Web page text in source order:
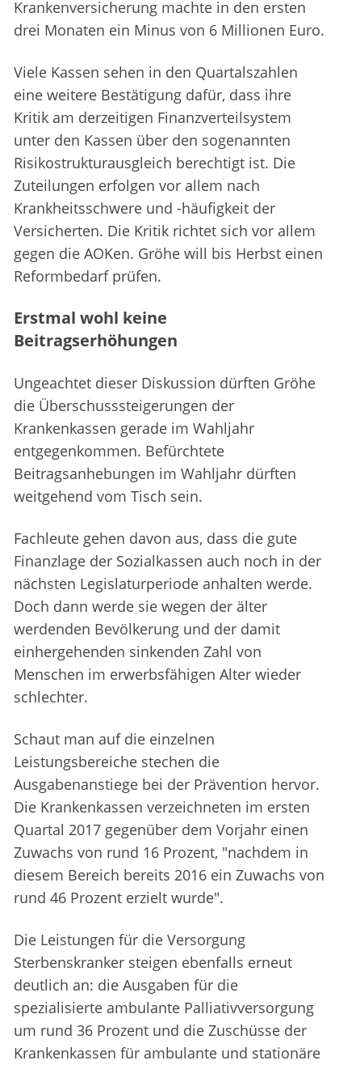
Krankenversicherung machte in den ersten
drei Monaten ein Minus von 6 Millionen Euro.
Viele Kassen sehen in den Quartalszahlen
eine weitere Bestätigung dafür, dass ihre
Kritik am derzeitigen Finanzverteilsystem
unter den Kassen über den sogenannten
Risikostrukturausgleich berechtigt ist. Die
Zuteilungen erfolgen vor allem nach
Krankheitsschwere und -häufigkeit der
Versicherten. Die Kritik richtet sich vor allem
gegen die AOKen. Gröhe will bis Herbst einen
Reformbedarf prüfen.
Erstmal wohl keine
Beitragserhöhungen
Ungeachtet dieser Diskussion dürften Gröhe
die Überschusssteigerungen der
Krankenkassen gerade im Wahljahr
entgegenkommen. Befürchtete
Beitragsanhebungen im Wahljahr dürften
weitgehend vom Tisch sein.
Fachleute gehen davon aus, dass die gute
Finanzlage der Sozialkassen auch noch in der
nächsten Legislaturperiode anhalten werde.
Doch dann werde sie wegen der älter
werdenden Bevölkerung und der damit
einhergehenden sinkenden Zahl von
Menschen im erwerbsfähigen Alter wieder
schlechter.
Schaut man auf die einzelnen
Leistungsbereiche stechen die
Ausgabenanstiege bei der Prävention hervor.
Die Krankenkassen verzeichneten im ersten
Quartal 2017 gegenüber dem Vorjahr einen
Zuwachs von rund 16 Prozent, "nachdem in
diesem Bereich bereits 2016 ein Zuwachs von
rund 46 Prozent erzielt wurde".
Die Leistungen für die Versorgung
Sterbenskranker steigen ebenfalls erneut
deutlich an: die Ausgaben für die
spezialisierte ambulante Palliativversorgung
um rund 36 Prozent und die Zuschüsse der
Krankenkassen für ambulante und stationäre